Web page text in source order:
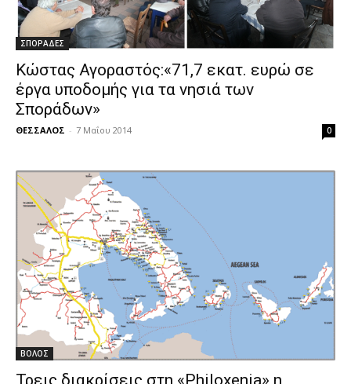
ΣΠΟΡΑΔΕΣ
Κώστας Αγοραστός:«71,7 εκατ. ευρώ σε
έργα υποδομής για τα νησιά των
Σποράδων»
ΘΕΣΣΑΛΟΣ - 7 Μαΐου 2014 0
ΒΟΛΟΣ